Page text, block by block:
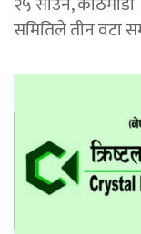
समितिले तीन वटा